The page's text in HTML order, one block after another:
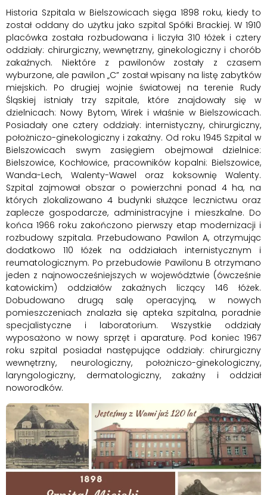
Historia Szpitala w Bielszowicach sięga 1898 roku, kiedy to
został oddany do użytku jako szpital Spółki Brackiej. W 1910
placówka została rozbudowana i liczyła 310 łóżek i cztery
oddziały: chirurgiczny, wewnętrzny, ginekologiczny i chorób
zakaźnych. Niektóre z pawilonów zostały z czasem
wyburzone, ale pawilon „C” został wpisany na listę zabytków
miejskich. Po drugiej wojnie światowej na terenie Rudy
Śląskiej istniały trzy szpitale, które znajdowały się w
dzielnicach: Nowy Bytom, Wirek i właśnie w Bielszowicach.
Posiadały one cztery oddziały: internistyczny, chirurgiczny,
położniczo-ginekologiczny i zakaźny. Od roku 1945 Szpital w
Bielszowicach swym zasięgiem obejmował dzielnice:
Bielszowice, Kochłowice, pracowników kopalni: Bielszowice,
Wanda-Lech, Walenty-Wawel oraz koksownię Walenty.
Szpital zajmował obszar o powierzchni ponad 4 ha, na
których zlokalizowano 4 budynki służące lecznictwu oraz
zaplecze gospodarcze, administracyjne i mieszkalne. Do
końca 1966 roku zakończono pierwszy etap modernizacji i
rozbudowy szpitala. Przebudowano Pawilon A, otrzymując
dodatkowo 110 łóżek na oddziałach internistycznym i
reumatologicznym. Po przebudowie Pawilonu B otrzymano
jeden z najnowocześniejszych w województwie (ówcześnie
katowickim) oddziałów zakaźnych liczący 146 łóżek.
Dobudowano drugą salę operacyjną, w nowych
pomieszczeniach znalazła się apteka szpitalna, poradnie
specjalistyczne i laboratorium. Wszystkie oddziały
wyposażono w nowy sprzęt i aparaturę. Pod koniec 1967
roku szpital posiadał następujące oddziały: chirurgiczny
wewnętrzny, neurologiczny, położniczo-ginekologiczny,
laryngologiczny, dermatologiczny, zakaźny i oddział
noworodków.